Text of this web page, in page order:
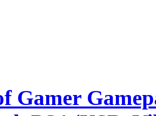
Gamer